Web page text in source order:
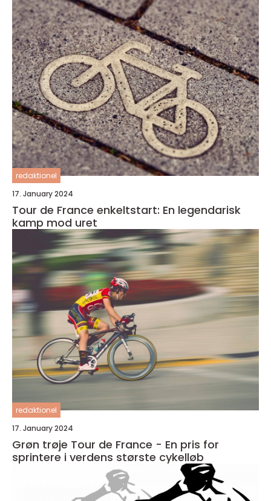
redaktionel
17. January 2024
Tour de France enkeltstart: En legendarisk
kamp mod uret
redaktionel
17. January 2024
Grøn trøje Tour de France - En pris for
sprintere i verdens største cykelløb